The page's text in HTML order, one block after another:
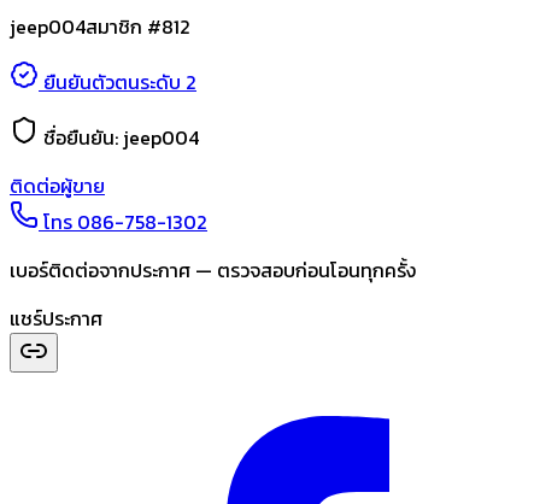
jeep004สมาชิก #812
ยืนยันตัวตนระดับ 2
ชื่อยืนยัน: jeep004
ติดต่อผู้ขาย
โทร 086-758-1302
เบอร์ติดต่อจากประกาศ — ตรวจสอบก่อนโอนทุกครั้ง
แชร์ประกาศ